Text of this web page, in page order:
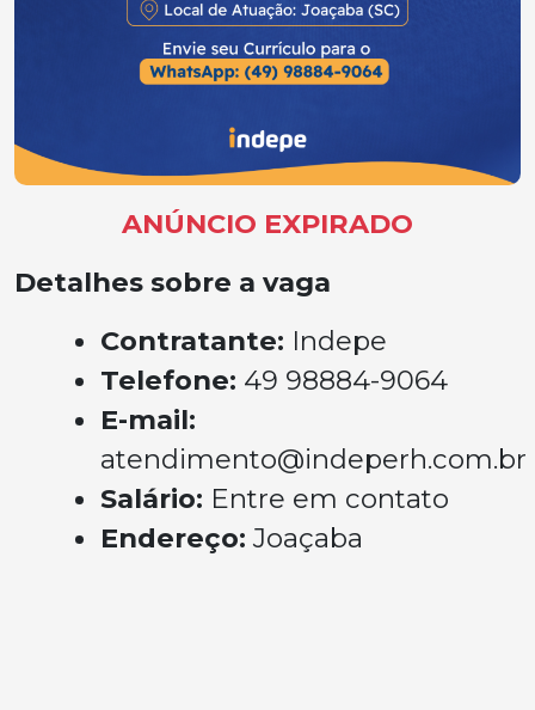
ANÚNCIO EXPIRADO
Detalhes sobre a vaga
Contratante: Indepe
Telefone: 49 98884-9064
E-mail:
atendimento@indeperh.com.br
Salário: Entre em contato
Endereço: Joaçaba